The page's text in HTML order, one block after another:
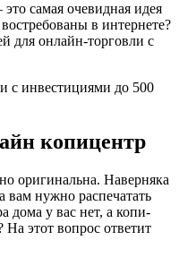
самая очевидная идея
в интернете?
для онлайн-торговли с
копицентр
оригинальна. Наверняка
вам нужно распечатать
дома у вас нет, а копи-
На этот вопрос ответит